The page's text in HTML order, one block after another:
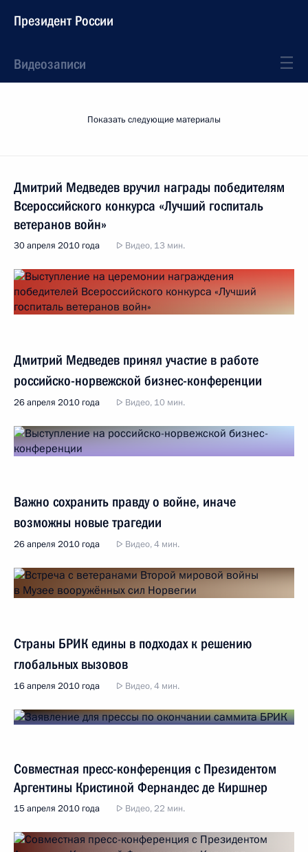
Президент России
Видеозаписи
Показать следующие материалы
Дмитрий Медведев вручил награды победителям
Всероссийского конкурса «Лучший госпиталь
ветеранов войн»
30 апреля 2010 года Видео, 13 мин.
Дмитрий Медведев принял участие в работе
российско-норвежской бизнес-конференции
26 апреля 2010 года Видео, 10 мин.
Важно сохранить правду о войне, иначе
возможны новые трагедии
26 апреля 2010 года Видео, 4 мин.
Страны БРИК едины в подходах к решению
глобальных вызовов
16 апреля 2010 года Видео, 4 мин.
Совместная пресс-конференция с Президентом
Аргентины Кристиной Фернандес де Киршнер
15 апреля 2010 года Видео, 22 мин.